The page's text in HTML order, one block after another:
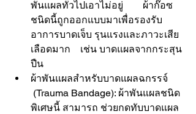
พันแผลทั่วไปเอาไม่อยู่        ผ้าก๊อซ
ชนิดนี้ถูกออกแบบมาเพื่อรองรับ
อาการบาดเจ็บ รุนแรงและภาวะเสีย
เลือดมาก    เช่น บาดแผลจากกระสุน
ปืน
ผ้าพันแผลสำหรับบาดแผลฉกรรจ์
(Trauma Bandage): ผ้าพันแผลชนิด
พิเศษนี้ สามารถ ช่วยกดทับบาดแผล